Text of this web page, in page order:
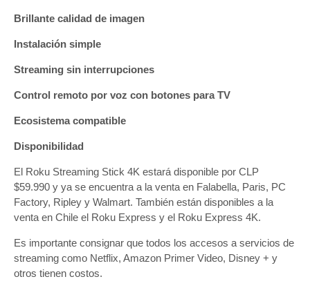
Brillante calidad de imagen
Instalación simple
Streaming sin interrupciones
Control remoto por voz con botones para TV
Ecosistema compatible
Disponibilidad
El Roku Streaming Stick 4K estará disponible por CLP
$59.990 y ya se encuentra a la venta en Falabella, Paris, PC
Factory, Ripley y Walmart. También están disponibles a la
venta en Chile el Roku Express y el Roku Express 4K.
Es importante consignar que todos los accesos a servicios de
streaming como Netflix, Amazon Primer Video, Disney + y
otros tienen costos.